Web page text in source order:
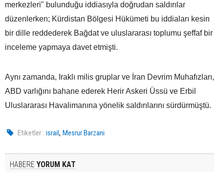
merkezleri" bulunduğu iddiasıyla doğrudan saldırılar
düzenlerken; Kürdistan Bölgesi Hükümeti bu iddiaları kesin
bir dille reddederek Bağdat ve uluslararası toplumu şeffaf bir
inceleme yapmaya davet etmişti.
Aynı zamanda, Iraklı milis gruplar ve İran Devrim Muhafızları,
ABD varlığını bahane ederek Herir Askeri Üssü ve Erbil
Uluslararası Havalimanına yönelik saldırılarını sürdürmüştü.
Etiketler : israil,Mesrur Barzani
HABERE YORUM KAT